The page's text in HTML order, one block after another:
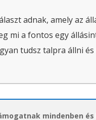
adnak, amely az
mi a fontos egy
tudsz talpra állni
mindenben